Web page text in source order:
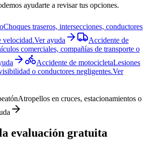
ayudarte a revisar tus opciones.
Choques traseros, intersecciones, conductores
velocidad.Ver ayuda
Accidente de
comerciales, compañías de transporte o
Accidente de motocicletaLesiones
o conductores negligentes.Ver
Atropellos en cruces, estacionamientos o
evaluación gratuita